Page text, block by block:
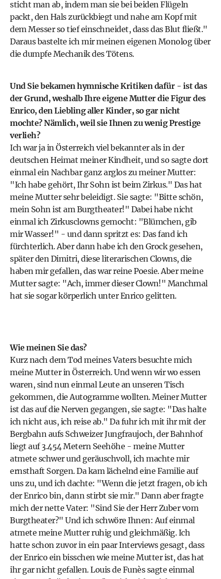
sticht man ab, indem man sie bei beiden Flügeln
packt, den Hals zurückbiegt und nahe am Kopf mit
dem Messer so tief einschneidet, dass das Blut fließt."
Daraus bastelte ich mir meinen eigenen Monolog über
die dumpfe Mechanik des Tötens.
Und Sie bekamen hymnische Kritiken dafür - ist das
der Grund, weshalb Ihre eigene Mutter die Figur des
Enrico, den Liebling aller Kinder, so gar nicht
mochte? Nämlich, weil sie Ihnen zu wenig Prestige
verlieh?
Ich war ja in Österreich viel bekannter als in der
deutschen Heimat meiner Kindheit, und so sagte dort
einmal ein Nachbar ganz arglos zu meiner Mutter:
"Ich habe gehört, Ihr Sohn ist beim Zirkus." Das hat
meine Mutter sehr beleidigt. Sie sagte: "Bitte schön,
mein Sohn ist am Burgtheater!" Dabei habe nicht
einmal ich Zirkusclowns gemocht: "Blümchen, gib
mir Wasser!" - und dann spritzt es: Das fand ich
fürchterlich. Aber dann habe ich den Grock gesehen,
später den Dimitri, diese literarischen Clowns, die
haben mir gefallen, das war reine Poesie. Aber meine
Mutter sagte: "Ach, immer dieser Clown!" Manchmal
hat sie sogar körperlich unter Enrico gelitten.
Wie meinen Sie das?
Kurz nach dem Tod meines Vaters besuchte mich
meine Mutter in Österreich. Und wenn wir wo essen
waren, sind nun einmal Leute an unseren Tisch
gekommen, die Autogramme wollten. Meiner Mutter
ist das auf die Nerven gegangen, sie sagte: "Das halte
ich nicht aus, ich reise ab." Da fuhr ich mit ihr mit der
Bergbahn aufs Schweizer Jungfraujoch, der Bahnhof
liegt auf 3.454 Metern Seehöhe - meine Mutter
atmete schwer und geräuschvoll, ich machte mir
ernsthaft Sorgen. Da kam lächelnd eine Familie auf
uns zu, und ich dachte: "Wenn die jetzt fragen, ob ich
der Enrico bin, dann stirbt sie mir." Dann aber fragte
mich der nette Vater: "Sind Sie der Herr Zuber vom
Burgtheater?" Und ich schwöre Ihnen: Auf einmal
atmete meine Mutter ruhig und gleichmäßig. Ich
hatte schon zuvor in ein paar Interviews gesagt, dass
der Enrico ein bisschen wie meine Mutter ist, das hat
ihr gar nicht gefallen. Louis de Funès sagte einmal